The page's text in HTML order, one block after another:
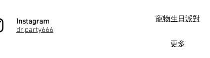
Instagram
dr.party666
寵物生日派對
更多